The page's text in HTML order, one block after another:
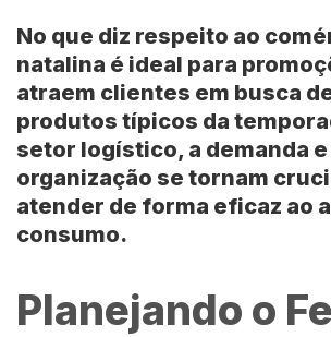
No que diz respeito ao
natalina é ideal para
atraem clientes em busca
produtos típicos da
setor logístico, a demanda e
organização se tornam
atender de forma eficaz ao
consumo.
Planejando o